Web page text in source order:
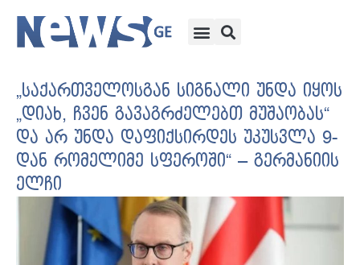
„საქართველოსგან სიგნალი უნდა იყოს
„დიახ, ჩვენ გავაგრძელებთ მუშაობას“
და არ უნდა დაფიქსირდეს უკუსვლა 9-
დან რომელიმე სფეროში“ – გერმანიის
ელჩი